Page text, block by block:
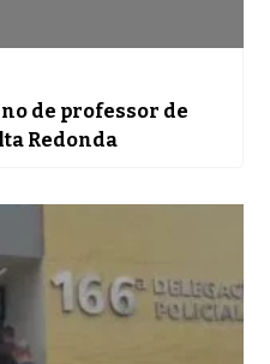
de professor de
Redonda